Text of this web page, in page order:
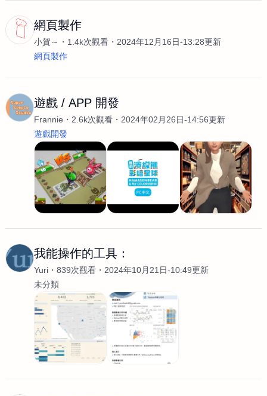
網頁製作
小賀～ 1.4k次觀看
2024年12月16日-13:28更新
網頁製作
遊戲 / APP 開發
Frannie 2.6k次觀看
2024年02月26日-14:56更新
遊戲開發
我能操作的工具：
Yuri 839次觀看
2024年10月21日-10:49更新
未分類